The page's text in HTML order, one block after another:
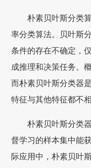
朴素贝叶斯分类
率分类算法。贝叶斯
条件的存在不确定，
成推理和决策任务。
而朴素贝叶斯分类器
特征与其他特征都不相
朴素贝叶斯分类
督学习的样本集中能
际应用中，朴素贝叶